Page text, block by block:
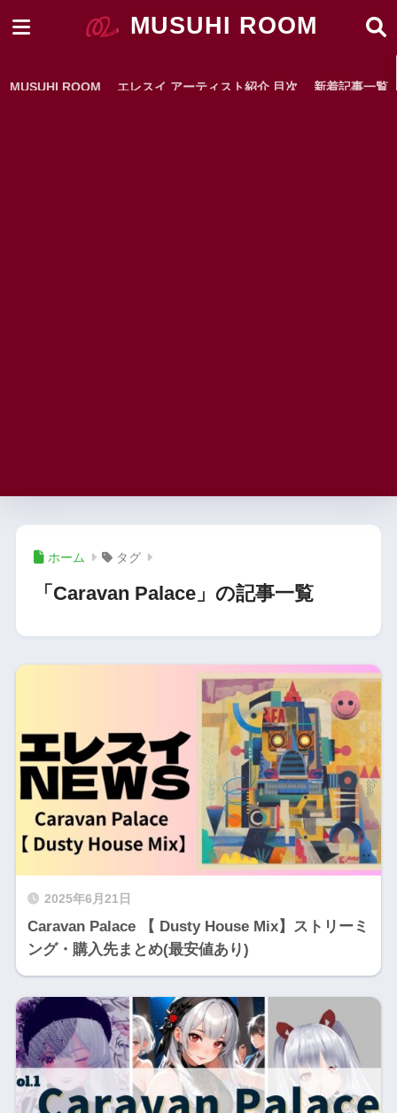
MUSUHI ROOM
MUSUHI ROOM エレスイ アーティスト紹介 目次 新着記事一覧
ホーム タグ
「Caravan Palace」の記事一覧
2025年6月21日
Caravan Palace 【 Dusty House Mix】ストリーミ
ング・購入先まとめ(最安値あり)